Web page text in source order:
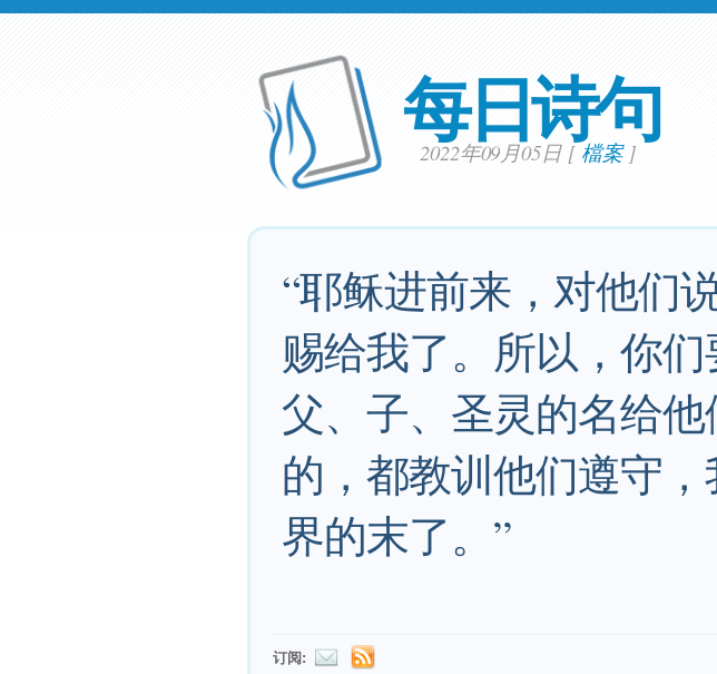
每日诗句
2022年09月05日 [檔案]
“耶稣进前来，对他们
赐给我了。所以，你
父、子、圣灵的名给
的，都教训他们遵守
界的末了。”
订阅: